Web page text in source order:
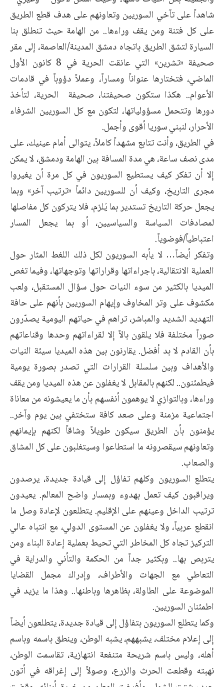
شاهداً على تآخي السوريين وتعاونهم على هدف قطع الطريق
على كل فتنة ومن يقف وراءها.. من الهامة حيث تنطلق بنا
السيارة لتشق الطريق باتجاه دمشق المدينة/العاصمة، إلى مقر
صحيفة «تشرين» التي عانقت الحرية في 8 كانون الأول
الماضي، فتختارها عنواناً ومساراً، وعملاً دؤوباً في قادمات
الأعوام.. هكذا ستكون صحيفتنا، صحيفة الحرية، لتأخذ
دورها وتتحمل مسؤولياتها، لتكون مع كل السوريين الشرفاء
الأحرار، لنبني سوريا أقوى وأجمل.
في الطريق، وأنت تتابع مشهداً كاملاً، يتوالى أمام عينيك، على
مدى نصف ساعة، هي مدة المسافة بين الهامة ودمشق، لا يمكن
إلا أن تفكر كيف يستطيع السوريون في كل مرة أن يغيروا
مجرى التاريخ، وكيف أن للسوريين دائماً «ترتيب آخر» وبما
يجعل حركة التاريخ تستدير بما يَلزم، فلا يتركون كل مفاصلها
لمصادفات السياسة والسياسيين، أو بما يجعل المسار
اعتباطياً/فوضوياً.
وتفكر أيضاً… لا يأبه السوريون لكل ذلك اللغط المثار حول
العملية الانتقالية، باجراءاتها وقراراتها وتوجهاتها، وفيما تغص
الميديا بالكثير من سوء النيات حول سؤال المستقبل، ولعب
مكشوف على وتر المخاوف وإيهام السوريين بأنهم على حافة
التهديد الشديد والمباشر، تراهم في حياتهم اليومية يصدّرون
صوراً مختلفة فلا يلقون بالاً إلا لقراءاتهم وحدها وقناعاتهم
بأن القادم لا بد أفضل. يقارنون بين هذه الميديا سيئة النيات
والأهداف وبين سلسلة القرارات التي تصدر بصورة يومية
فيطمئنون.. لكنهم بالمقابل لا يغفلون عن هذه الميديا ومن يقف
وراءها، وبالتوازي لا يوهمون أنفسهم بأن ما يعيشونه من معاناة
اجتماعية مزمنة وعلى صعد كافة ستختفي بين يوم وآخر..
يؤمنون بأن الطريق سيكون طويلاً وشاقاً لكنهم بإيمانهم
وتعاونهم سيقصرونه ما استطاعوا وسيتغلبون على كل المشاق
والصعاب.
يتطلع السوريون وكلهم تفاؤل إلى قيادة جديدة، يرصدون
ويراقبون كيف تعمل بهدوء وبمسار واضح المعالم. يعيدون
ترتيب الداخل وعينهم على الإقليم. يتطلعون لإعادة وصل ما
انقطع عربياً، ولا يغفلون عن المستوى الدولي، مع انتباه عالي
التركيز تجاه كل المخاطر التي تحيط بعملية إعادة البناء ومن
يتربص بها.. وبكثير جداً من الحكمة والتأني والدراية في
التعاطي مع الجهات والأطراف، وإدراك مجمل القضايا
الموضوعة على الطاولة، بظاهرها وباطنها.. وهذا ما يزيد في
اطمئنان السوريين.
وكما يتطلع السوريون بتفاؤل إلى قيادة جديدة، يتطلعون أيضاً
إلى إعلام مختلف، يشبههم، يشبه الوطن، وينطق باسمه وباسم
أهله، وليس باسم شريحة متنفعة انتهازية، تقاسمت الوطن،
نهبته وقطعت الحرث والزرع، وصولاً إلى إغراقه في أتون